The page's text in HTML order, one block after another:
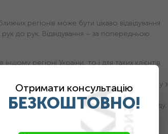
регіонів може бути цікаво відвідування
до рук. Відвідування – за попередньою
регіоні України, то і для таких клієнтів
Спортивний нагрудний жетон першості
та без фільтрів, заповнити анкету з
з вами зв’яжеться наш менеджер та
Якщо вас влаштовує ціна, то укладаємо угоду.
Отримати консультацію
БЕЗКОШТОВНО!